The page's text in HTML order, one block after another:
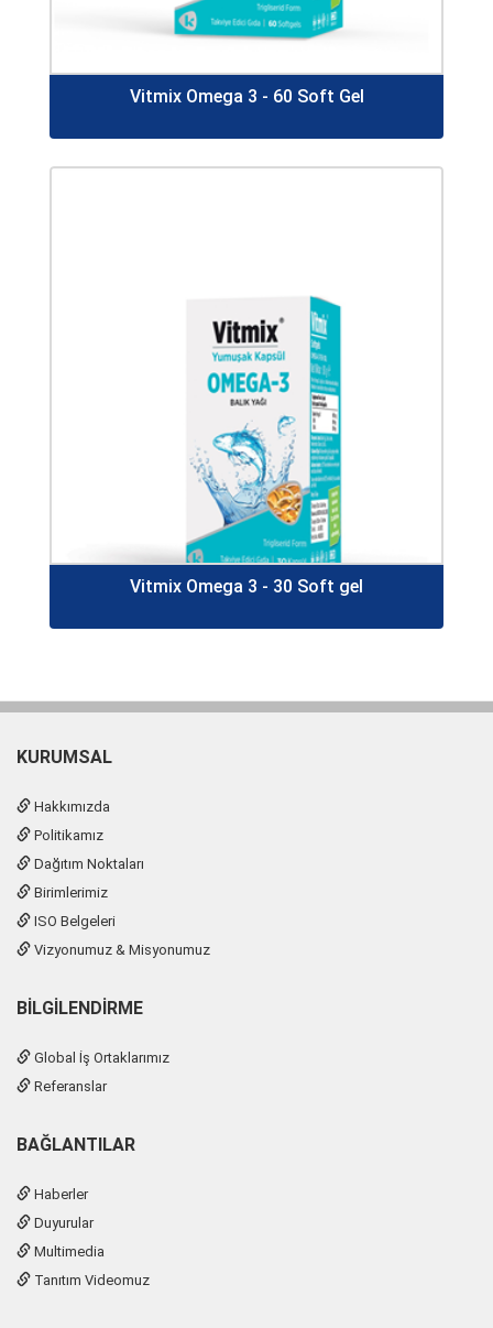
Vitmix Omega 3 - 60 Soft Gel
Vitmix Omega 3 - 30 Soft gel
KURUMSAL
Hakkımızda
Politikamız
Dağıtım Noktaları
Birimlerimiz
ISO Belgeleri
Vizyonumuz & Misyonumuz
BILGILENDIRME
Global İş Ortaklarımız
Referanslar
BAĞLANTILAR
Haberler
Duyurular
Multimedia
Tanıtım Videomuz